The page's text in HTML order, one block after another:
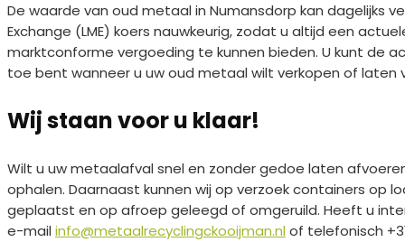
De waarde van oud metaal in Numansdorp kan dagelijks
Exchange (LME) koers nauwkeurig, zodat u altijd een
marktconforme vergoeding te kunnen bieden. U kunt de
toe bent wanneer u uw oud metaal wilt verkopen of laten
Wij staan voor u klaar!
Wilt u uw metaalafval snel en zonder gedoe laten
ophalen. Daarnaast kunnen wij op verzoek containers
geplaatst en op afroep geleegd of omgeruild. Heeft u
e-mail info@metaalrecyclingckooijman.nl of telefonisch